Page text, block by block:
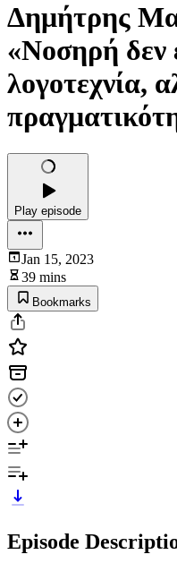
Δημήτρης
«Νοσηρή δεν
λογοτεχνία,
Play episode
Jan 15, 2023
39 mins
Bookmarks
Episode